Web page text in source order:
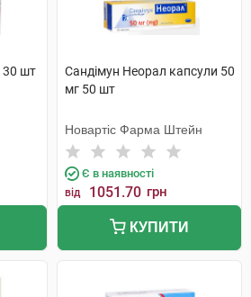
30 шт
Сандімун Неорал капсули 50
мг 50 шт
Новартіс Фарма Штейн
Є в наявності
від 1051.70 грн
КУПИТИ